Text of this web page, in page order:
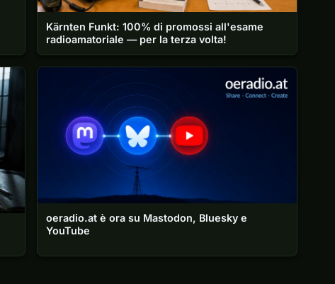
Kärnten Funkt: 100% di promossi all'esame
radioamatoriale — per la terza volta!
oeradio.at è ora su Mastodon, Bluesky e
YouTube